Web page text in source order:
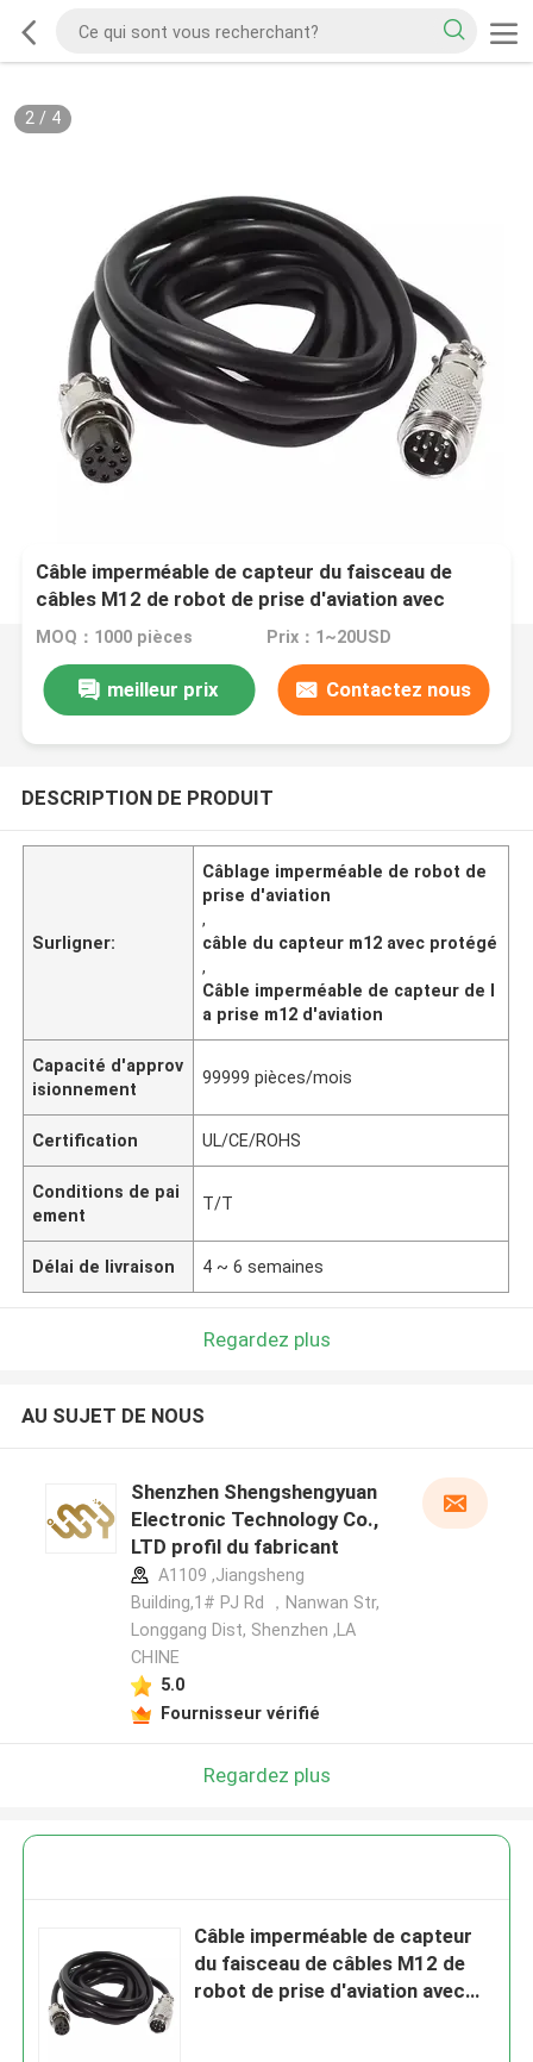
2/ 4
Câble imperméable de capteur du faisceau de
câbles M12 de robot de prise d'aviation avec
protégé
MOQ：1000 pièces Prix：1~20USD
meilleur prix Contactez nous
DESCRIPTION DE PRODUIT
Surligner:
Câblage imperméable de robot de
prise d'aviation
,
câble du capteur m12 avec protégé
,
Câble imperméable de capteur de l
a prise m12 d'aviation
Capacité d'approv
isionnement
99999 pièces/mois
Certification UL/CE/ROHS
Conditions de pai
ement
T/T
Délai de livraison 4 ~ 6 semaines
Regardez plus
AU SUJET DE NOUS
Shenzhen Shengshengyuan
Electronic Technology Co.,
LTD profil du fabricant
A1109 ,Jiangsheng
Building,1# PJ Rd ，Nanwan Str,
Longgang Dist, Shenzhen ,LA
CHINE
5.0
Fournisseur vérifié
Regardez plus
Câble imperméable de capteur
du faisceau de câbles M12 de
robot de prise d'aviation avec